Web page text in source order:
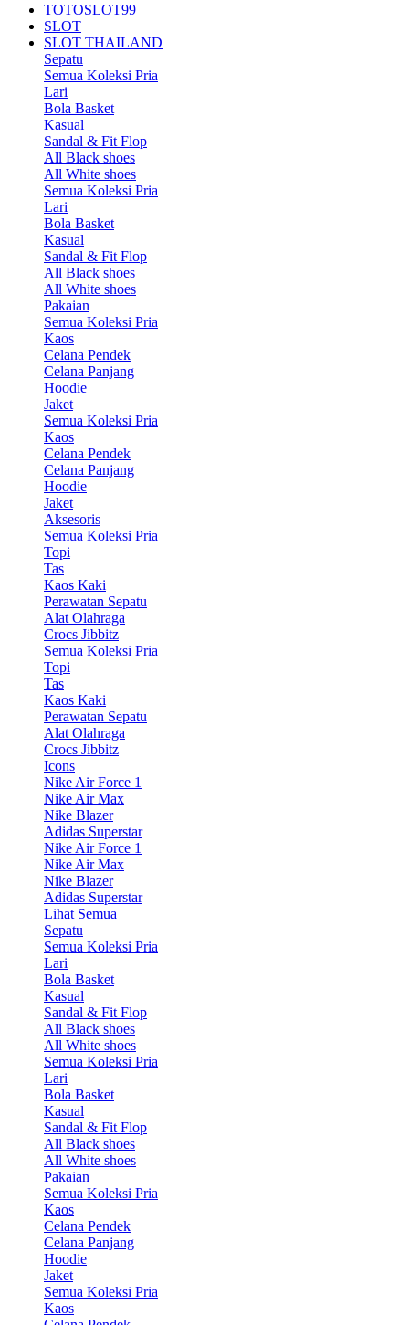
TOTOSLOT99
SLOT
SLOT THAILAND
Sepatu
Semua Koleksi Pria
Lari
Bola Basket
Kasual
Sandal & Fit Flop
All Black shoes
All White shoes
Semua Koleksi Pria
Lari
Bola Basket
Kasual
Sandal & Fit Flop
All Black shoes
All White shoes
Pakaian
Semua Koleksi Pria
Kaos
Celana Pendek
Celana Panjang
Hoodie
Jaket
Semua Koleksi Pria
Kaos
Celana Pendek
Celana Panjang
Hoodie
Jaket
Aksesoris
Semua Koleksi Pria
Topi
Tas
Kaos Kaki
Perawatan Sepatu
Alat Olahraga
Crocs Jibbitz
Semua Koleksi Pria
Topi
Tas
Kaos Kaki
Perawatan Sepatu
Alat Olahraga
Crocs Jibbitz
Icons
Nike Air Force 1
Nike Air Max
Nike Blazer
Adidas Superstar
Nike Air Force 1
Nike Air Max
Nike Blazer
Adidas Superstar
Lihat Semua
Sepatu
Semua Koleksi Pria
Lari
Bola Basket
Kasual
Sandal & Fit Flop
All Black shoes
All White shoes
Semua Koleksi Pria
Lari
Bola Basket
Kasual
Sandal & Fit Flop
All Black shoes
All White shoes
Pakaian
Semua Koleksi Pria
Kaos
Celana Pendek
Celana Panjang
Hoodie
Jaket
Semua Koleksi Pria
Kaos